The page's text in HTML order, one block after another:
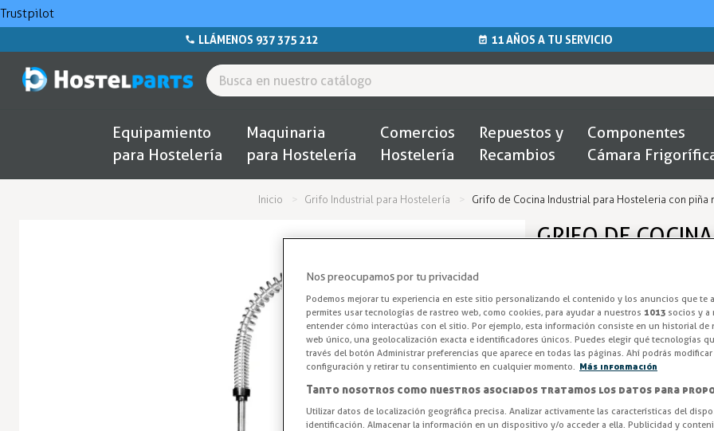
Trustpilot
LLÁMENOS 937 375 212 11 AÑOS A TU SERVICIO
Equipamiento
para Hostelería
Maquinaria
para Hostelería
Comercios
Hostelería
Repuestos y
Recambios
Componentes
Cámara
Inicio Grifo Industrial para Hostelería Grifo de Cocina Industrial para Hosteleria con piña
GRIFO DE
Grifos
Grifo ducha para pared con
Acabado cromado. Alta
Entrega en 24/48h
Caño Central
Nos preocupamos por tu privacidad
Podemos mejorar tu experiencia en este sitio personalizando el contenido y los anuncios que te
permites usar tecnologías de rastreo web, como cookies, para ayudar a nuestros 1013 socios y a
entender cómo interactúas con el sitio. Por ejemplo, esta información consiste en un historial de
web único, una geolocalización exacta e identificadores únicos. Puedes elegir qué tecnologías
través del botón Administrar preferencias que aparece en todas las páginas. Ahí podrás
configuración y retirar tu consentimiento en cualquier momento.
Más información
Tanto nosotros como nuestros asociados tratamos los datos para
Utilizar datos de localización geográfica precisa. Analizar activamente las características del
identificación. Almacenar la información en un dispositivo y/o acceder a ella. Publicidad y